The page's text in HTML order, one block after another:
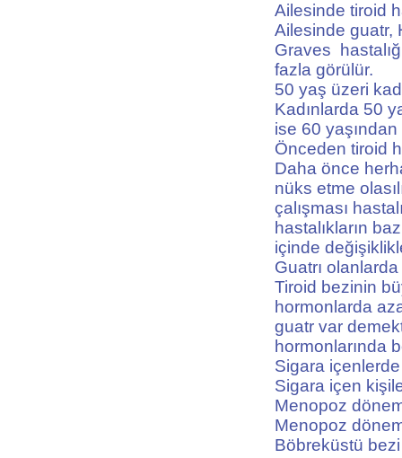
Ailesinde tiroid
Ailesinde guatr,
Graves
fazla görülür.
50 yaş üzeri
Kadınlarda 50
ise 60
Önceden tiroid
Daha önce
nüks etme
çalışması
hastalıkların
içinde
Guatrı olanlarda
Tiroid bezinin
hormonlarda
guatr var
hormonlarında
Sigara içenlerde
Sigara içen
Menopoz
Menopoz
Böbreküstü